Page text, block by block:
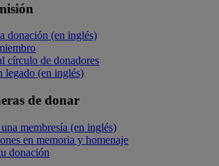
donación (en inglés)
círculo de donadores
legado (en inglés)
de donar
membresía (en inglés)
en memoria y homenaje
donación